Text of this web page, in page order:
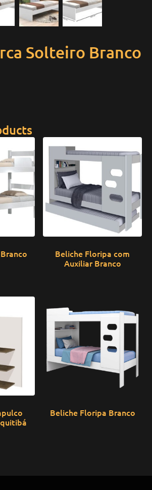
Solteiro Branco
Beliche Floripa com
Auxiliar Branco
Beliche Floripa Branco